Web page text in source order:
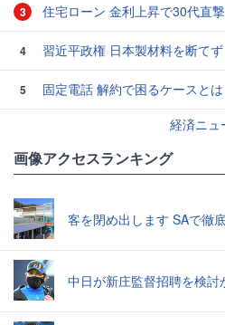
3 住宅ローン 金利上昇で30代直撃
4 習近平政権 日本製材料を断てず
5
固定電話 解約で困るケースとは
経済ニュ
画像アクセスランキング
客を閉め出します SAで徹
中日が新庄監督招聘を検討